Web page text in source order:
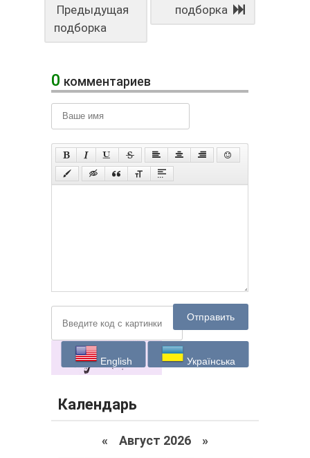
Предыдущая
подборка
подборка
0 комментариев
Отправить
English Українська
Календарь
« Август 2026 »